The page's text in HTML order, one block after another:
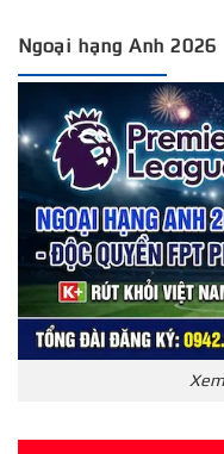
Ngoại hạng Anh 2026